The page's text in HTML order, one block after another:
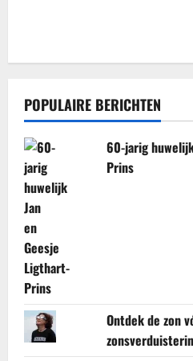
POPULAIRE BERICHTEN
60-jarig
Prins
Ontdek de zon